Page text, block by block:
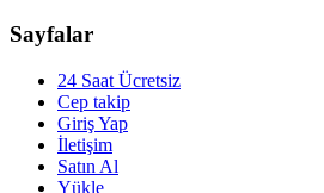
Sayfalar
24 Saat Ücretsiz
Cep takip
Giriş Yap
İletişim
Satın Al
Yükle